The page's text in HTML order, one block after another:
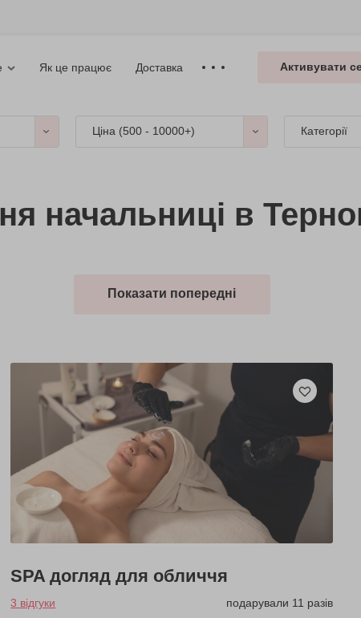
Як це працює Доставка Активувати
Ціна (500 - 10000+) Категорії
начальниці в
Показати попередні
SPA догляд для обличчя
3 відгуки
подарували 11 разів